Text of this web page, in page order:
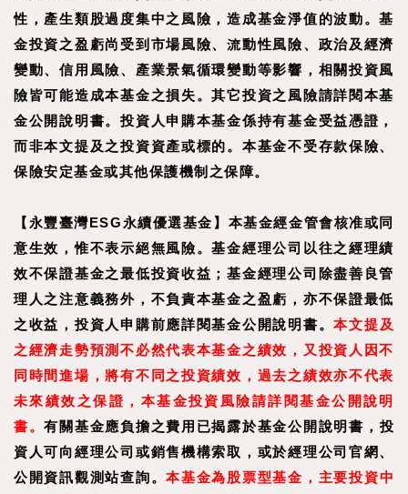
性，產生類股過度集中之風險，造成基金淨值的波動。基
金投資之盈虧尚受到市場風險、流動性風險、政治及經濟
變動、信用風險、產業景氣循環變動等影響，相關投資風
險皆可能造成本基金之損失。其它投資之風險請詳閱本基
金公開說明書。投資人申購本基金係持有基金受益憑證，
而非本文提及之投資資產或標的。本基金不受存款保險、
保險安定基金或其他保護機制之保障。
【永豐臺灣ESG永續優選基金】本基金經金管會核准或同
意生效，惟不表示絕無風險。基金經理公司以往之經理績
效不保證基金之最低投資收益；基金經理公司除盡善良管
理人之注意義務外，不負責本基金之盈虧，亦不保證最低
之收益，投資人申購前應詳閱基金公開說明書。本文提及
之經濟走勢預測不必然代表本基金之績效，又投資人因不
同時間進場，將有不同之投資績效，過去之績效亦不代表
未來績效之保證，本基金投資風險請詳閱基金公開說明
書。有關基金應負擔之費用已揭露於基金公開說明書，投
資人可向經理公司或銷售機構索取，或於經理公司官網、
公開資訊觀測站查詢。本基金為股票型基金，主要投資中